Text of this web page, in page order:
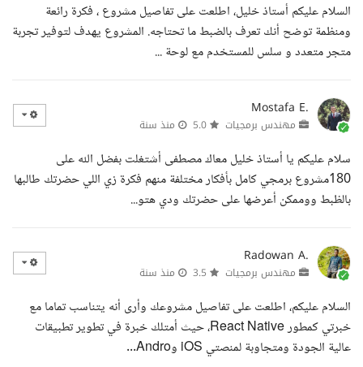
السلام عليكم أستاذ خليل، اطلعت على تفاصيل مشروع ، فكرة رائعة
ومنظمة توضح أنك تعرف بالضبط ما تحتاجه. المشروع يهدف لتوفير تجربة
متجر متعدد و سلس للمستخدم مع لوحة ...
Mostafa E.
مهندس برمجيات منذ سنة
سلام عليكم يا أستاذ خليل معاك مصطفى أشتغلت بفضل الله على
180مشروع برمجي كامل بأفكار مختلفة منهم فكرة زي اللي حضرتك طالبها
بالظبط ووممكن أعرضها على حضرتك ودي هتو...
Radowan A.
مهندس برمجيات منذ سنة
السلام عليكم، اطلعت على تفاصيل مشروعك وأرى أنه يتناسب تماما مع
خبرتي كمطور React Native، حيث أمتلك خبرة في تطوير تطبيقات
عالية الجودة ومتجاوبة لمنصتي iOS وAndro...